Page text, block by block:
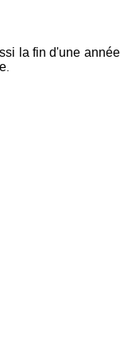
la fin d'une